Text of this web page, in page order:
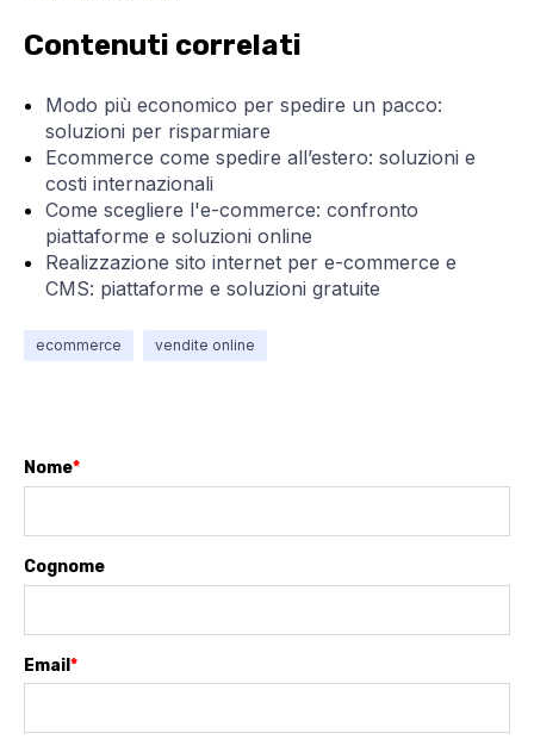
Contenuti correlati
Modo più economico per spedire un pacco:
soluzioni per risparmiare
Ecommerce come spedire all’estero: soluzioni e
costi internazionali
Come scegliere l'e-commerce: confronto
piattaforme e soluzioni online
Realizzazione sito internet per e-commerce e
CMS: piattaforme e soluzioni gratuite
ecommerce vendite online
Nome*
Cognome
Email *